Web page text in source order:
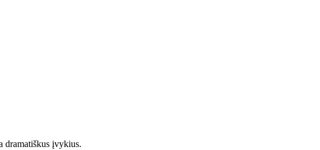
dramatiškus įvykius.